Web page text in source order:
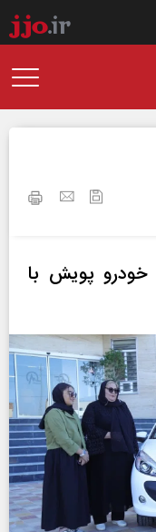
خودرو پویش با